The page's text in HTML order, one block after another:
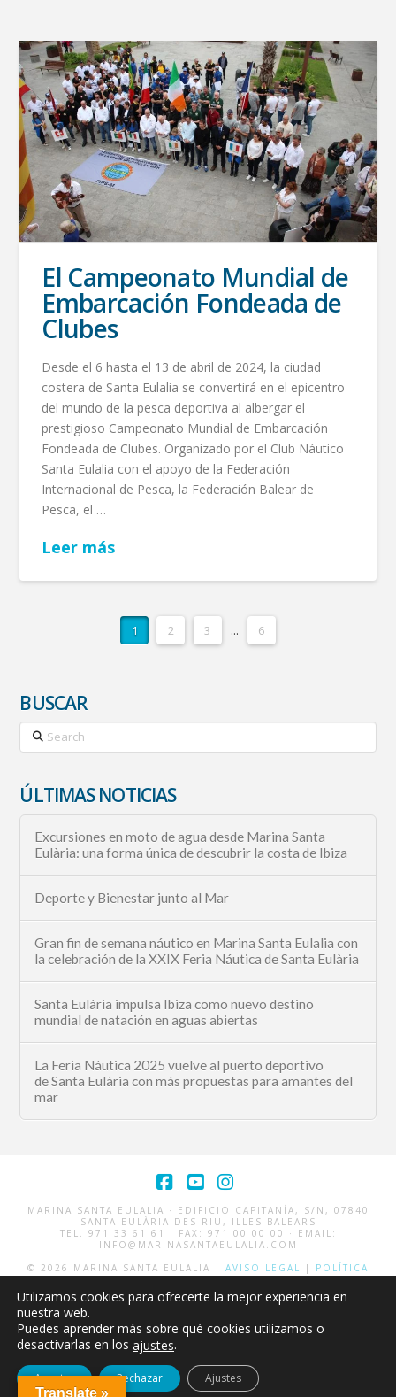
El Campeonato Mundial de
Embarcación Fondeada de
Clubes
Desde el 6 hasta el 13 de abril de 2024, la ciudad
costera de Santa Eulalia se convertirá en el epicentro
del mundo de la pesca deportiva al albergar el
prestigioso Campeonato Mundial de Embarcación
Fondeada de Clubes. Organizado por el Club Náutico
Santa Eulalia con el apoyo de la Federación
Internacional de Pesca, la Federación Balear de
Pesca, el …
Leer más
1 2 3 ... 6
BUSCAR
Search
ÚLTIMAS NOTICIAS
Excursiones en moto de agua desde Marina Santa
Eulària: una forma única de descubrir la costa de Ibiza
Deporte y Bienestar junto al Mar
Gran fin de semana náutico en Marina Santa Eulalia con
la celebración de la XXIX Feria Náutica de Santa Eulària
Santa Eulària impulsa Ibiza como nuevo destino
mundial de natación en aguas abiertas
La Feria Náutica 2025 vuelve al puerto deportivo
de Santa Eulària con más propuestas para amantes del
mar
Instagram
MARINA SANTA EULALIA · EDIFICIO CAPITANÍA, S/N, 07840
SANTA EULÀRIA DES RIU, ILLES BALEARS
TEL. 971 33 61 61 · FAX: 971 00 00 00 · EMAIL:
INFO@MARINASANTAEULALIA.COM
© 2026 MARINA SANTA EULALIA | AVISO LEGAL | POLÍTICA
DE COOKIES
DISEÑO WEB
GECKO STUDIO
Translate »
Utilizamos cookies para ofrecerte la mejor experiencia en
nuestra web.
Puedes aprender más sobre qué cookies utilizamos o
desactivarlas en los ajustes.
Aceptar Rechazar Ajustes